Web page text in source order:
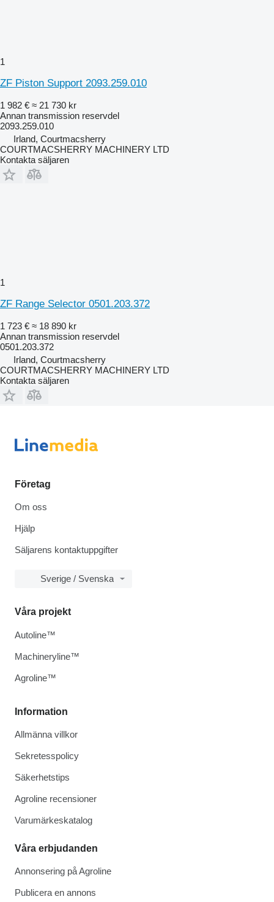
1
ZF Piston Support 2093.259.010
1 982 € ≈ 21 730 kr
Annan transmission reservdel
2093.259.010
Irland, Courtmacsherry
COURTMACSHERRY MACHINERY LTD
Kontakta säljaren
1
ZF Range Selector 0501.203.372
1 723 € ≈ 18 890 kr
Annan transmission reservdel
0501.203.372
Irland, Courtmacsherry
COURTMACSHERRY MACHINERY LTD
Kontakta säljaren
Företag
Om oss
Hjälp
Säljarens kontaktuppgifter
Sverige / Svenska
Information
Allmänna villkor
Sekretesspolicy
Säkerhetstips
Agroline recensioner
Varumärkeskatalog
Våra erbjudanden
Annonsering på Agroline
Publicera en annons
Våra projekt
Autoline™
Machineryline™
Agroline™